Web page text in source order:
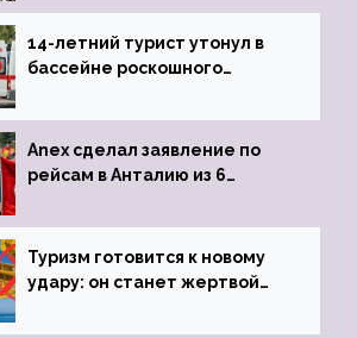
задержке рейса
14-летний турист утонул в
бассейне роскошного
Anex сделал заявление по
рейсам в Анталию из 6
Туризм готовится к новому
удару: он станет жертвой